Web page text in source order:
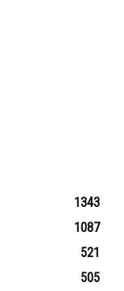
1343
1087
521
505